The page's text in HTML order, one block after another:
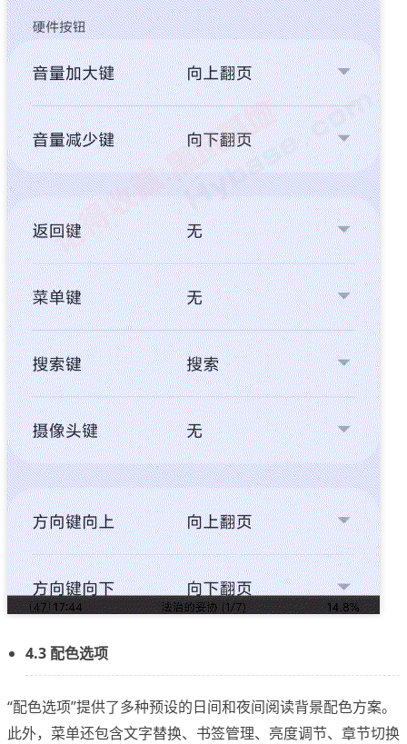
4.3 配色选项
“配色选项”提供了多种预设的日间和夜间阅读背景配色方案。
此外，菜单还包含文字替换、书签管理、亮度调节、章节切换